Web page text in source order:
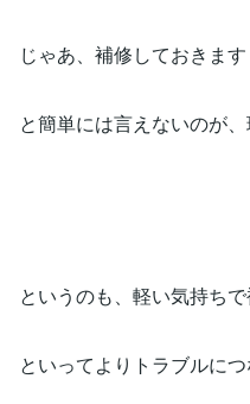
じゃあ、補修しておきます
と簡単には言えないのが
というのも、軽い気持ち
といってよりトラブルに